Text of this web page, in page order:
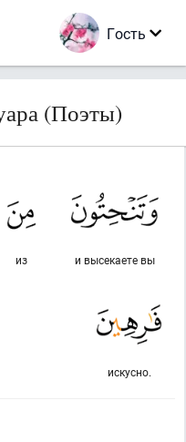
Гость
(Поэты)
и высекаете вы
из
искусно.